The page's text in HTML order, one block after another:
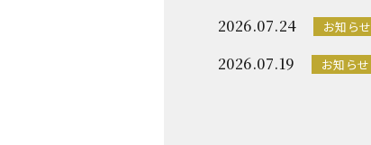
2026.07.24 お知らせ
2026.07.19 お知らせ